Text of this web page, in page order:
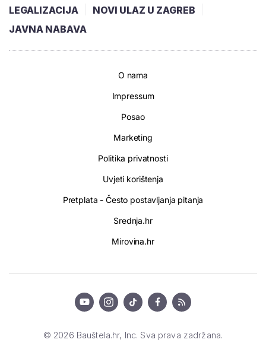
LEGALIZACIJA
NOVI ULAZ U ZAGREB
JAVNA NABAVA
O nama
Impressum
Posao
Marketing
Politika privatnosti
Uvjeti korištenja
Pretplata - Često postavljanja pitanja
Srednja.hr
Mirovina.hr
© 2026 Bauštela.hr, Inc. Sva prava zadržana.